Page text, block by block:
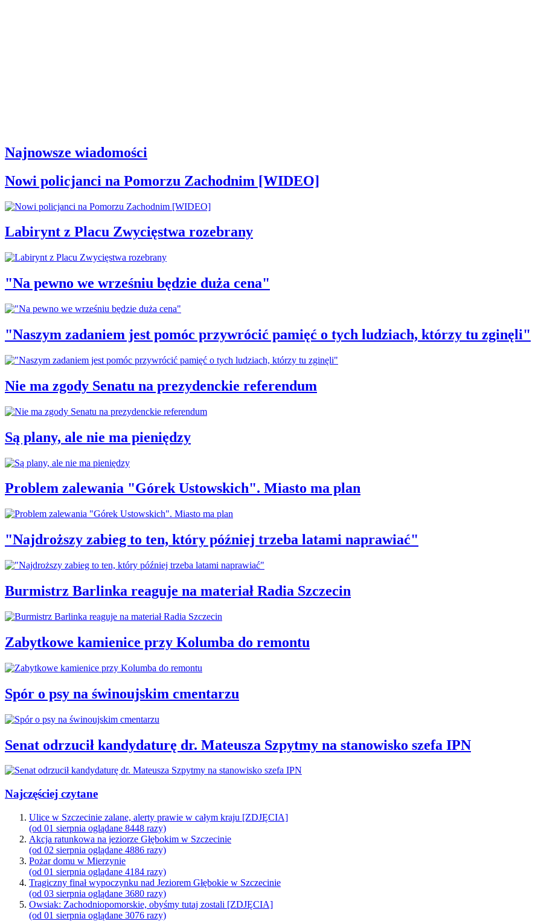
Najnowsze wiadomości
Nowi policjanci na Pomorzu Zachodnim [WIDEO]
Labirynt z Placu Zwycięstwa rozebrany
"Na pewno we wrześniu będzie duża cena"
"Naszym zadaniem jest pomóc przywrócić pamięć o tych ludziach, którzy tu zginęli"
Nie ma zgody Senatu na prezydenckie referendum
Są plany, ale nie ma pieniędzy
Problem zalewania "Górek Ustowskich". Miasto ma plan
"Najdroższy zabieg to ten, który później trzeba latami naprawiać"
Burmistrz Barlinka reaguje na materiał Radia Szczecin
Zabytkowe kamienice przy Kolumba do remontu
Spór o psy na świnoujskim cmentarzu
Senat odrzucił kandydaturę dr. Mateusza Szpytmy na stanowisko szefa IPN
Najczęściej czytane
Ulice w Szczecinie zalane, alerty prawie w całym kraju [ZDJĘCIA]
(od 01 sierpnia oglądane 8448 razy)
Akcja ratunkowa na jeziorze Głębokim w Szczecinie
(od 02 sierpnia oglądane 4886 razy)
Pożar domu w Mierzynie
(od 01 sierpnia oglądane 4184 razy)
Tragiczny finał wypoczynku nad Jeziorem Głębokie w Szczecinie
(od 03 sierpnia oglądane 3680 razy)
Owsiak: Zachodniopomorskie, obyśmy tutaj zostali [ZDJĘCIA]
(od 01 sierpnia oglądane 3076 razy)